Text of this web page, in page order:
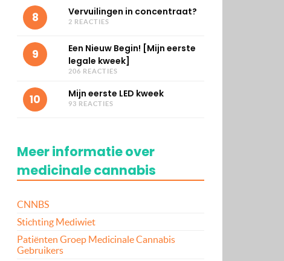
8 Vervuilingen in concentraat?
2 REACTIES
9
Een Nieuw Begin! [Mijn eerste
legale kweek]
206 REACTIES
10 Mijn eerste LED kweek
93 REACTIES
Meer informatie over
medicinale cannabis
CNNBS
Stichting Mediwiet
Patiënten Groep Medicinale Cannabis
Gebruikers